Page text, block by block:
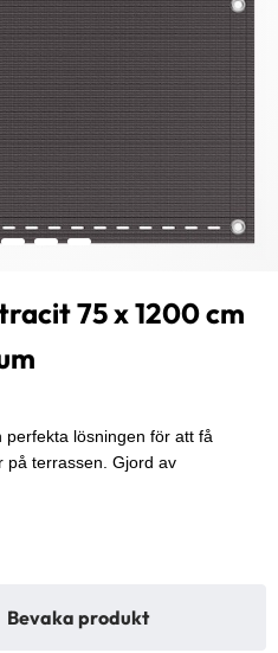
75 x 1200 cm
lösningen för att få
på terrassen. Gjord av
Bevaka produkt